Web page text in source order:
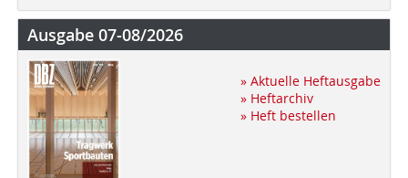
Ausgabe 07-08/2026
» Aktuelle Heftausgabe
» Heftarchiv
» Heft bestellen